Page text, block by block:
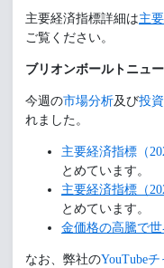
主要経済指標詳細は主
ご覧ください。
ブリオンボールトニュ
今週の市場分析及び投
れました。
主要経済指標（
とめています。
主要経済指標（
とめています。
金価格の高騰で
なお、弊社のYouTube